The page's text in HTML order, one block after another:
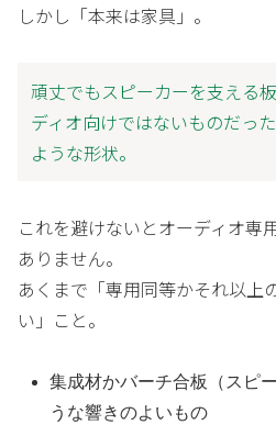
しかし「本来は家具」。
頑丈でもスピーカーを支える
ディオ向けではないものだっ
ような形状。
これを避けないとオーディオ専
ありません。
あくまで「専用同等かそれ以上
い」こと。
集成材かバーチ合板（スピ
うな響きのよいもの